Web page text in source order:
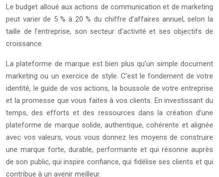
Le budget alloué aux actions de communication et de marketing
peut varier de 5 % à 20 % du chiffre d’affaires annuel, selon la
taille de l’entreprise, son secteur d’activité et ses objectifs de
croissance.
La plateforme de marque est bien plus qu’un simple document
marketing ou un exercice de style. C’est le fondement de votre
identité, le guide de vos actions, la boussole de votre entreprise
et la promesse que vous faites à vos clients. En investissant du
temps, des efforts et des ressources dans la création d’une
plateforme de marque solide, authentique, cohérente et alignée
avec vos valeurs, vous vous donnez les moyens de construire
une marque forte, durable, performante et qui résonne auprès
de son public, qui inspire confiance, qui fidélise ses clients et qui
contribue à un avenir meilleur.